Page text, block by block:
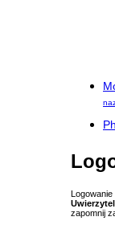
zapomnij